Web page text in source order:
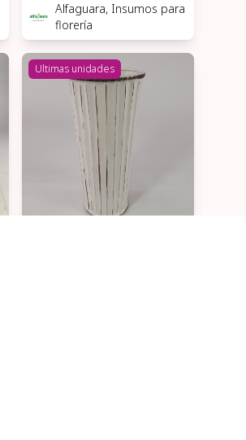
Alfaguara, Insumos para
florería
Ultimas unidades